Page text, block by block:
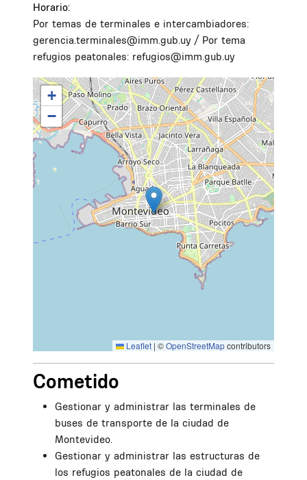
Horario:
Por temas de terminales e intercambiadores:
gerencia.terminales@imm.gub.uy / Por tema
refugios peatonales: refugios@imm.gub.uy
+
−
Leaflet | ©OpenStreetMapcontributors
Cometido
Gestionar y administrar las terminales de
buses de transporte de la ciudad de
Montevideo.
Gestionar y administrar las estructuras de
los refugios peatonales de la ciudad de